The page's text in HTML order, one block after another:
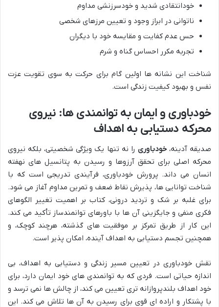
خودانتقادی شدید و خودسرزنشی مداوم
ناتوانی در ابراز وجود و تعیین مرزهای شخصی
حس عدم کفایت و مقایسه خود با دیگران
تجربه مکرر احساس گناه و شرم
شناخت این نشانه ها اولین گام برای حرکت به سوی تقویت عزت
نفس و بهبود کیفیت زندگی است.
خودباوری و ایمان به توانمندی ها: نیروی
محرکه دستیابی به اهداف
صدیقه آدینه،خودباوری را نه تنها یک ویژگی شخصیتی، بلکه نیروی
محرکه اصلی برای تحقق آرزوها و رسیدن به پتانسیل های نهفته
انسان می داند. پرورش خودباوری، فرآیندی تدریجی است که با
شناخت توانایی ها، پذیرش نقاط ضعف و تمرین مداوم آغاز می شود.
برای غلبه بر شک و تردید درونی، کتاب بر اهمیت تغییر الگوهای
فکری منفی و جایگزینی آن ها با باورهای توانمندساز تأکید می کند.
این کار از طریق تمرکز بر موفقیت های گذشته، هرچند کوچک، و
همچنین تجسم دستیابی به اهداف آینده، امکان پذیر است.
نقش خودباوری در تعیین مسیر زندگی و دستیابی به اهداف، بی
اندازه حیاتی است. فردی که به توانمندی های خود ایمان دارد، برای
خود اهداف بلندپروازانه تری تعیین می کند، از چالش ها نمی ترسد و
با پشتکار و اراده ای قوی برای رسیدن به آن ها تلاش می کند. این